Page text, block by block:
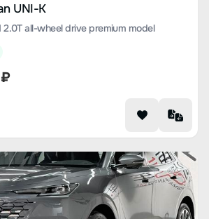
UNI-K
2.0T all-wheel drive premium model